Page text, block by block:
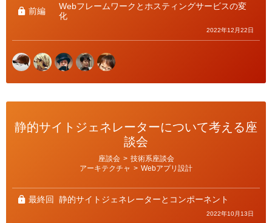
前編
Webフレームワークとホスティングサービスの変
化
2022年12月22日
静的サイトジェネレーターについて考える座
談会
ー
座談会 > 技術系座談会
アーキテクチャ > Webアプリ設計
最終回 静的サイトジェネレーターとコンポーネント
2022年10月13日